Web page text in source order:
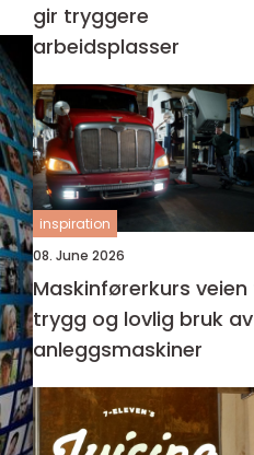
gir tryggere
arbeidsplasser
inspiration
08. June 2026
Maskinførerkurs veien til
trygg og lovlig bruk av
anleggsmaskiner